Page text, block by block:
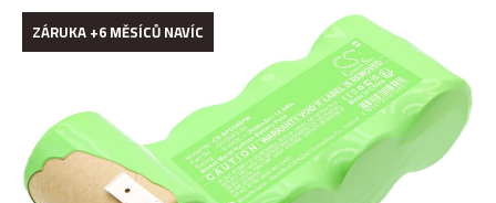
ZÁRUKA +6 MĚSÍCŮ NAVÍC